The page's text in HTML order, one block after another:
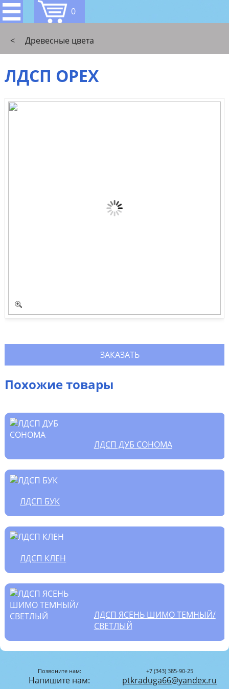
0
< Древесные цвета
ЛДСП ОРЕХ
ЗАКАЗАТЬ
Похожие товары
ЛДСП ДУБ СОНОМА
ЛДСП БУК
ЛДСП КЛЕН
ЛДСП ЯСЕНЬ ШИМО ТЕМНЫЙ/
СВЕТЛЫЙ
Позвоните нам:
Напишите нам:
+7 (343) 385-90-25
ptkraduga66@yandex.ru